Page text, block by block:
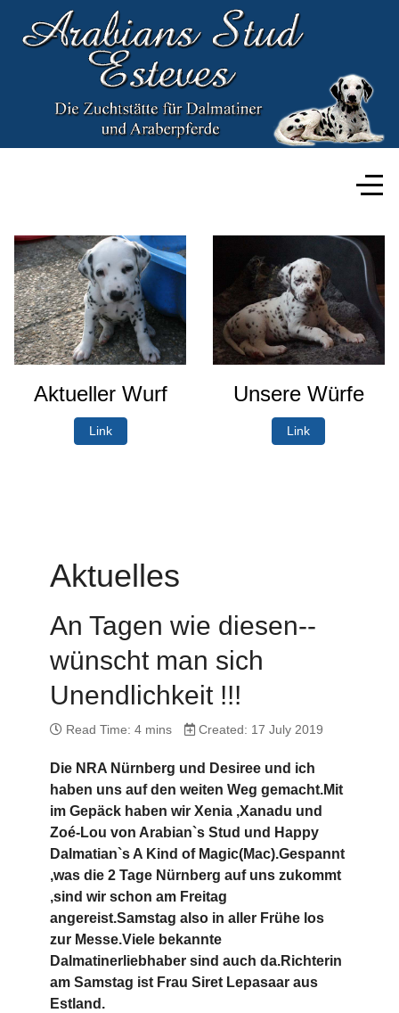
Aktueller Wurf
Link
Unsere Würfe
Link
Aktuelles
An Tagen wie diesen--
wünscht man sich
Unendlichkeit !!!
Read Time: 4 mins Created: 17 July 2019
Die NRA Nürnberg und Desiree und ich
haben uns auf den weiten Weg gemacht.Mit
im Gepäck haben wir Xenia ,Xanadu und
Zoé-Lou von Arabian`s Stud und Happy
Dalmatian`s A Kind of Magic(Mac).Gespannt
,was die 2 Tage Nürnberg auf uns zukommt
,sind wir schon am Freitag
angereist.Samstag also in aller Frühe los
zur Messe.Viele bekannte
Dalmatinerliebhaber sind auch da.Richterin
am Samstag ist Frau Siret Lepasaar aus
Estland.